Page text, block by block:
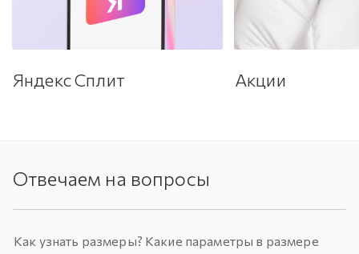
Яндекс Сплит Акции
Отвечаем на вопросы
Как узнать размеры? Какие параметры в размере